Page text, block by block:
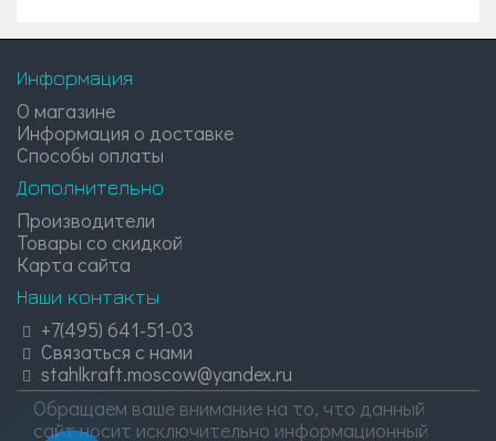
Информация
О магазине
Информация о доставке
Способы оплаты
Дополнительно
Производители
Товары со скидкой
Карта сайта
Наши контакты
+7(495) 641-51-03
Связаться с нами
stahlkraft.moscow@yandex.ru
Обращаем ваше внимание на то, что данный
сайт носит исключительно информационный